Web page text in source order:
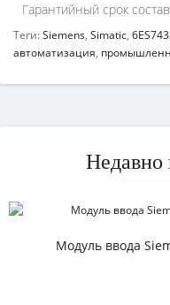
Гарантийный срок
Теги:Siemens, Simatic,
автоматизация,
Недавно
Модуль ввода